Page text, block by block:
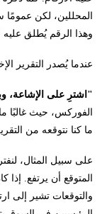
المحللين، لكن
وهذا الرقم يُطلق
عندما يُصدر التقرير
"اشترِ على الإشاعة،
الفوركس، حيث غالبًا
ما كنا نتوقعه من
على سبيل المثال،